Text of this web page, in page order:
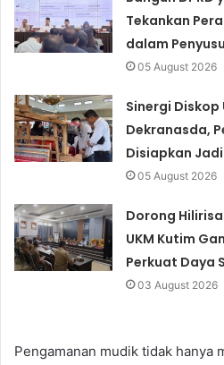
Tekankan
dalam
05 August 2026
Sinergi Diskop
Dekranasda,
Disiapkan Jadi
05 August 2026
Dorong
UKM Kutim
Perkuat Daya
03 August 2026
Pengamanan mudik tidak hanya